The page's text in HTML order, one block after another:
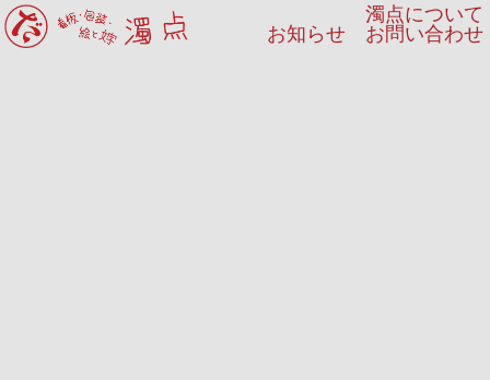
濁点について
お知らせ
お問い合わせ